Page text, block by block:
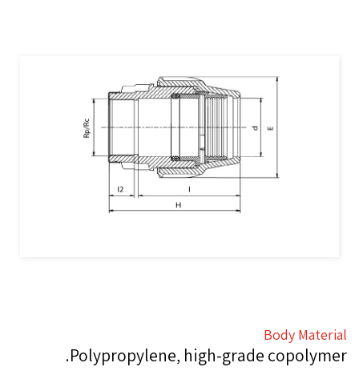
Body Material
Polypropylene, high-grade copolymer.